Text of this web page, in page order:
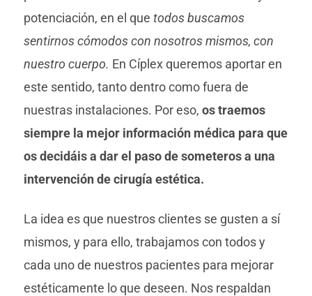
potenciación, en el que todos buscamos
sentirnos cómodos con nosotros mismos, con
nuestro cuerpo. En Cíplex queremos aportar en
este sentido, tanto dentro como fuera de
nuestras instalaciones. Por eso, os traemos
siempre la mejor información médica para que
os decidáis a dar el paso de someteros a una
intervención de cirugía estética.
La idea es que nuestros clientes se gusten a sí
mismos, y para ello, trabajamos con todos y
cada uno de nuestros pacientes para mejorar
estéticamente lo que deseen. Nos respaldan